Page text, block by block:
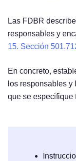
Las FDBR
responsables y
15. Sección
En concreto,
los responsables y
que se especifique